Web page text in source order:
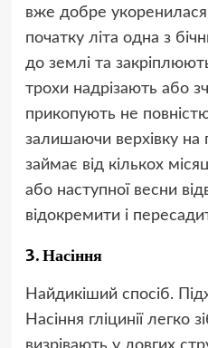
вже добре
початку літа одна з
до землі та
трохи надрізають або
прикопують не
залишаючи верхівку на
займає від кількох
або наступної весни
відокремити і
3. Насіння
Найдикіший спосіб.
Насіння гліцинії легко